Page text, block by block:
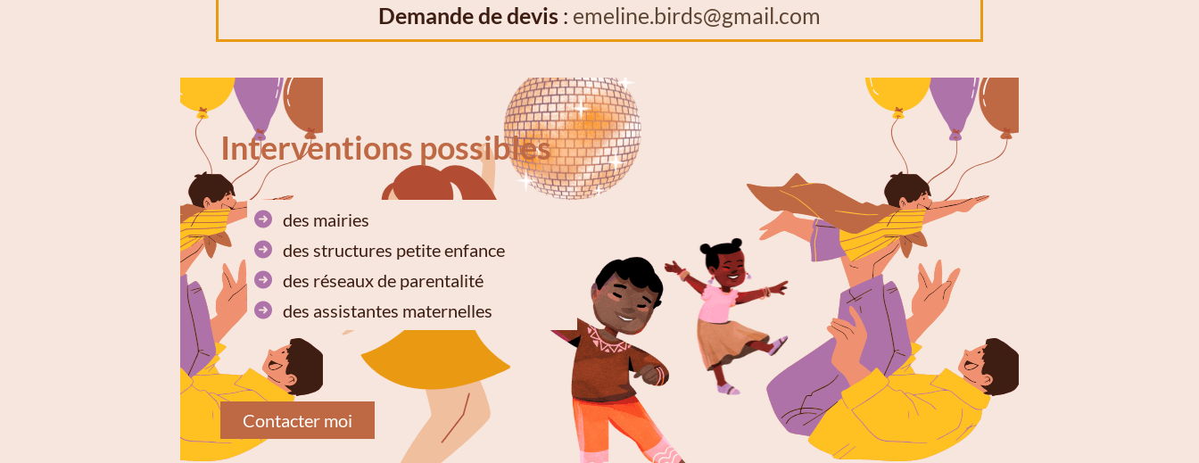
Demande de devis : emeline.birds@gmail.com
Interventions possibles
des mairies
des structures petite enfance
des réseaux de parentalité
des assistantes maternelles
Contacter moi